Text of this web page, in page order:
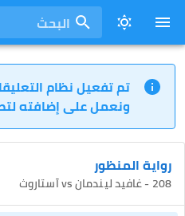
البحث
تم تفعيل نظام
ونعمل على إضافته
رواية المنظور
208 - غافيد ليندمان vs آستاروث